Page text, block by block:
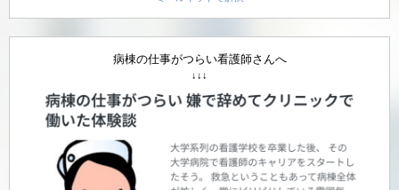
病棟の仕事がつらい看護師さんへ
↓↓↓